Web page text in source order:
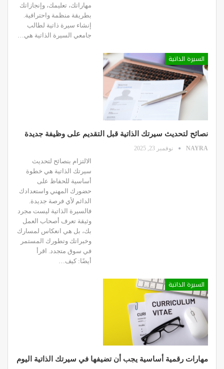
مهاراتك، تعليمك، وإنجازاتك
بطريقة منظمة واحترافية.
إنشاء سيرة ذاتية لطالب
جامعي السيرة الذاتية هي…
السيرة الذاتية
نصائح لتحديث سيرتك الذاتية قبل التقديم على وظيفة جديدة
NAYRA نوفمبر 23, 2025
الالتزام بنصائح لتحديث
سيرتك الذاتية هي خطوة
أساسية للحفاظ على
حضورك المهني واستعدادك
الدائم لأي فرصة جديدة.
فالسيرة الذاتية ليست مجرد
وثيقة تعرف أصحاب العمل
بك، بل هي انعكاس لمسارك
وخبراتك وتطورك المستمر
في سوق متجدد. اقرأ
أيضًا: كيف…
السيرة الذاتية
مهارات رقمية أساسية يجب أن تضيفها في سيرتك الذاتية اليوم